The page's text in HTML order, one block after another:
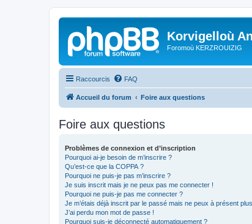
Korvigelloù
Foromoù KERZROUIZIG
Raccourcis FAQ
Accueil du forum Foire aux questions
Foire aux questions
Problèmes de connexion et d’inscription
Pourquoi ai-je besoin de m’inscrire ?
Qu’est-ce que la COPPA ?
Pourquoi ne puis-je pas m’inscrire ?
Je suis inscrit mais je ne peux pas me connecter !
Pourquoi ne puis-je pas me connecter ?
Je m’étais déjà inscrit par le passé mais ne peux à présent
J’ai perdu mon mot de passe !
Pourquoi suis-je déconnecté automatiquement ?